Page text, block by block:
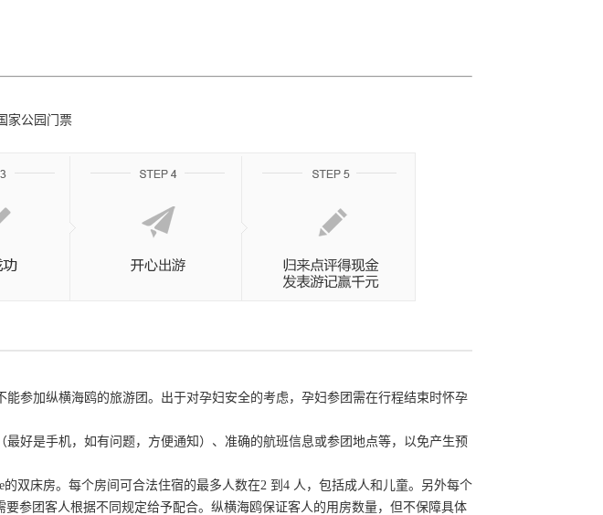
家公园门票
参加纵横海鸥的旅游团。出于对孕妇安全的考虑，孕妇参团需在行程结束时怀孕
好是手机，如有问题，方便通知）、准确的航班信息或参团地点等，以免产生预
双床房。每个房间可合法住宿的最多人数在2 到4 人，包括成人和儿童。另外每个
参团客人根据不同规定给予配合。纵横海鸥保证客人的用房数量，但不保障具体